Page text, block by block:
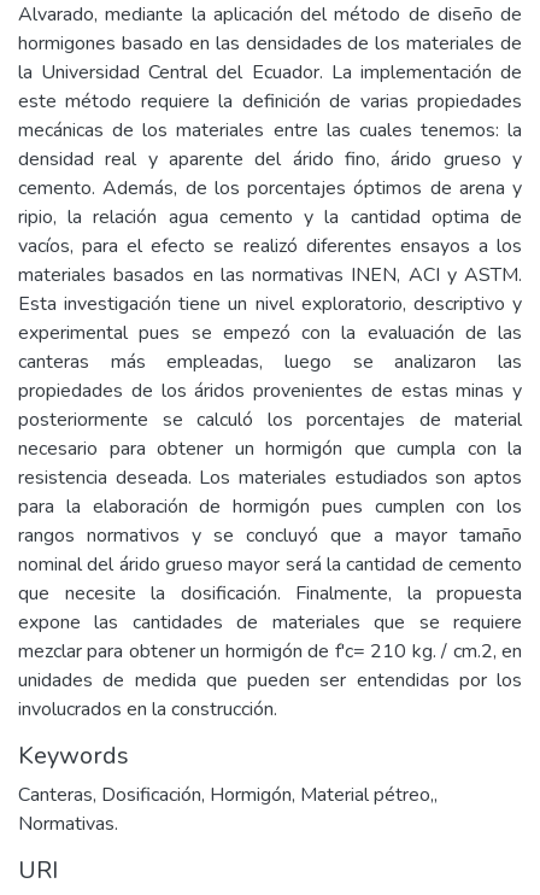
Alvarado, mediante la aplicación del método de diseño de
hormigones basado en las densidades de los materiales de
la Universidad Central del Ecuador. La implementación de
este método requiere la definición de varias propiedades
mecánicas de los materiales entre las cuales tenemos: la
densidad real y aparente del árido fino, árido grueso y
cemento. Además, de los porcentajes óptimos de arena y
ripio, la relación agua cemento y la cantidad optima de
vacíos, para el efecto se realizó diferentes ensayos a los
materiales basados en las normativas INEN, ACI y ASTM.
Esta investigación tiene un nivel exploratorio, descriptivo y
experimental pues se empezó con la evaluación de las
canteras más empleadas, luego se analizaron las
propiedades de los áridos provenientes de estas minas y
posteriormente se calculó los porcentajes de material
necesario para obtener un hormigón que cumpla con la
resistencia deseada. Los materiales estudiados son aptos
para la elaboración de hormigón pues cumplen con los
rangos normativos y se concluyó que a mayor tamaño
nominal del árido grueso mayor será la cantidad de cemento
que necesite la dosificación. Finalmente, la propuesta
expone las cantidades de materiales que se requiere
mezclar para obtener un hormigón de f'c= 210 kg. / cm.2, en
unidades de medida que pueden ser entendidas por los
involucrados en la construcción.
Keywords
Canteras, Dosificación, Hormigón, Material pétreo,,
Normativas.
URI